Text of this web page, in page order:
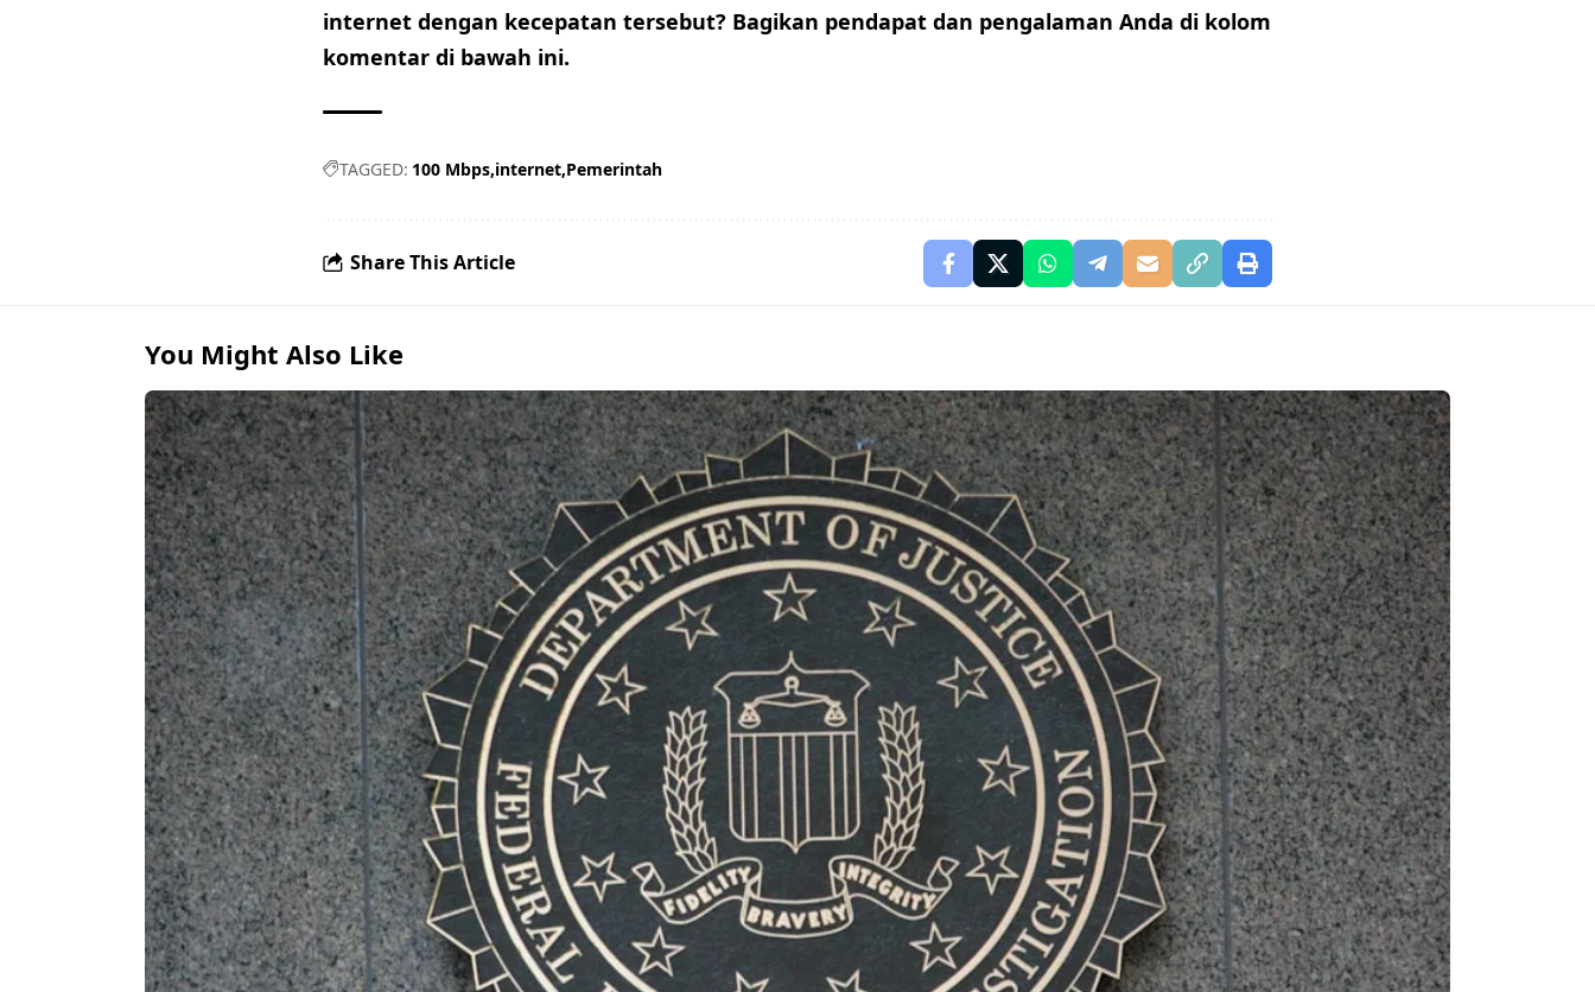
internet dengan kecepatan tersebut? Bagikan pendapat dan pengalaman Anda di kolom
komentar di bawah ini.
TAGGED: 100 Mbps internet Pemerintah
Share This Article
You Might Also Like